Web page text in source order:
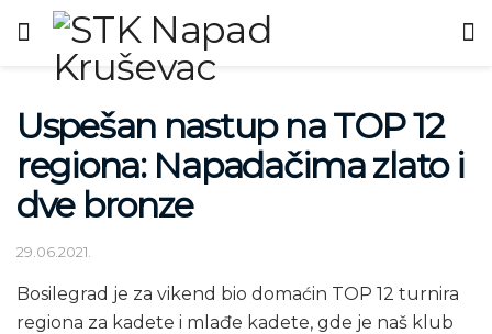
Uspešan nastup na TOP 12
regiona: Napadačima zlato i
dve bronze
29.06.2021.
Bosilegrad je za vikend bio domaćin TOP 12 turnira
regiona za kadete i mlađe kadete, gde je naš klub